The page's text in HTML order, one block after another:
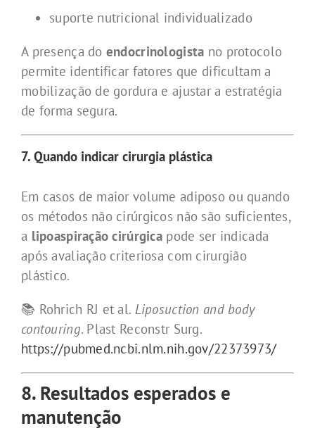
suporte nutricional individualizado
A presença do endocrinologista no protocolo
permite identificar fatores que dificultam a
mobilização de gordura e ajustar a estratégia
de forma segura.
7. Quando indicar cirurgia plástica
Em casos de maior volume adiposo ou quando
os métodos não cirúrgicos não são suficientes,
a lipoaspiração cirúrgica pode ser indicada
após avaliação criteriosa com cirurgião
plástico.
📚 Rohrich RJ et al. Liposuction and body
contouring. Plast Reconstr Surg.
https://pubmed.ncbi.nlm.nih.gov/22373973/
8. Resultados esperados e
manutenção